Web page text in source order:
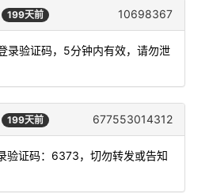
199天前 10698367
录验证码，5分钟内有效，请勿泄
199天前 677553014312
验证码：6373，切勿转发或告知